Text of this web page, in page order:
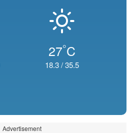
27°C
18.3/35.5
Advertisement